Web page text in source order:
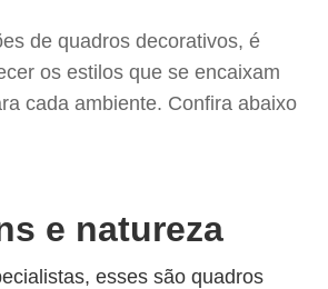
de quadros decorativos, é
os estilos que se encaixam
cada ambiente. Confira abaixo
e natureza
esses são quadros